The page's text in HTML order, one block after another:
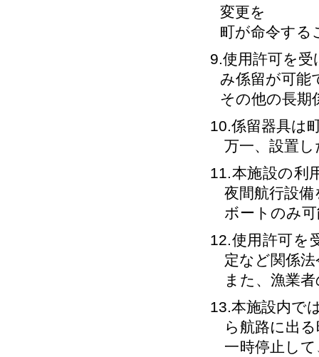
変更を
町が命令する
9.使用許可を
み係留が可能
その他の長期
10.係留器具は
万一、設置
11.本施設の利
夜間航行設
ボートのみ
12.使用許可を
定など関係
また、漁業
13.本施設内で
ら航路に出
一時停止し